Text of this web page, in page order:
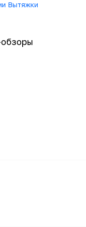
Вытяжки